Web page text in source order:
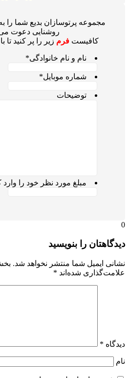
مجموعه پرتوسازان بدیع شما را
روشنایی دعوت می
کافیست فرم زیر را پر کنید تا
نام و نام خانوادگی*
شماره موبایل*
توضیحات
مبلغ مورد نظر خود را وارد
0
دیدگاهتان را بنویسید
نشانی ایمیل شما منتشر نخواهد شد.
علامت‌گذاری شده‌اند *
دیدگاه *
نام